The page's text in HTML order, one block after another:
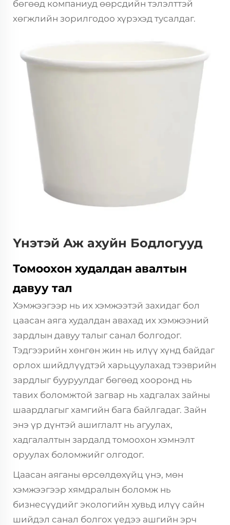
бөгөөд компаниуд өөрсдийн тэлэлттэй
хөгжлийн зорилгодоо хүрэхэд тусалдаг.
Үнэтэй Аж ахуйн Бодлогууд
Томоохон худалдан авалтын
давуу тал
Хэмжээгээр нь их хэмжээтэй захидаг бол
цаасан аяга худалдан авахад их хэмжээний
зардлын давуу талыг санал болгодог.
Тэдгээрийн хөнгөн жин нь илүү хүнд байдаг
орлох шийдлүүдтэй харьцуулахад тээврийн
зардлыг бууруулдаг бөгөөд хооронд нь
тавих боломжтой загвар нь хадгалах зайны
шаардлагыг хамгийн бага байлгадаг. Зайн
энэ үр дүнтэй ашиглалт нь агуулах,
хадгалалтын зардалд томоохон хэмнэлт
оруулах боломжийг олгодог.
Цаасан аяганы өрсөлдөхүйц үнэ, мөн
хэмжээгээр хямдралын боломж нь
бизнесүүдийг экологийн хувьд илүү сайн
шийдэл санал болгох үедээ ашгийн эрч